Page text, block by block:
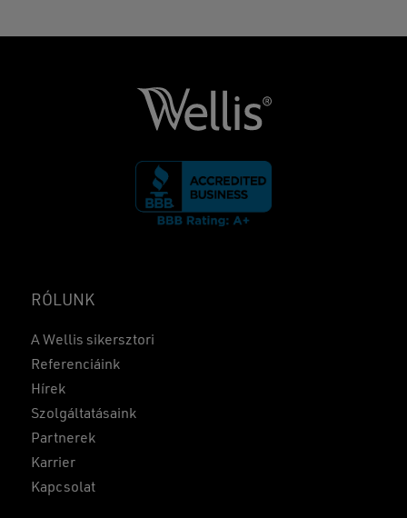
RÓLUNK
A Wellis sikersztori
Referenciáink
Hírek
Szolgáltatásaink
Partnerek
Karrier
Kapcsolat